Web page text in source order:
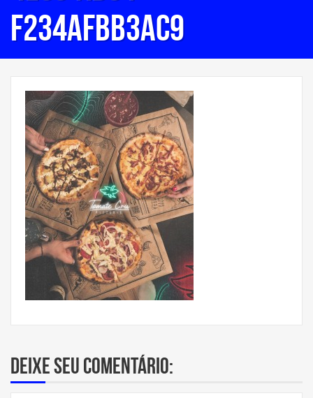
f234afbb3ac9
Deixe seu comentário: